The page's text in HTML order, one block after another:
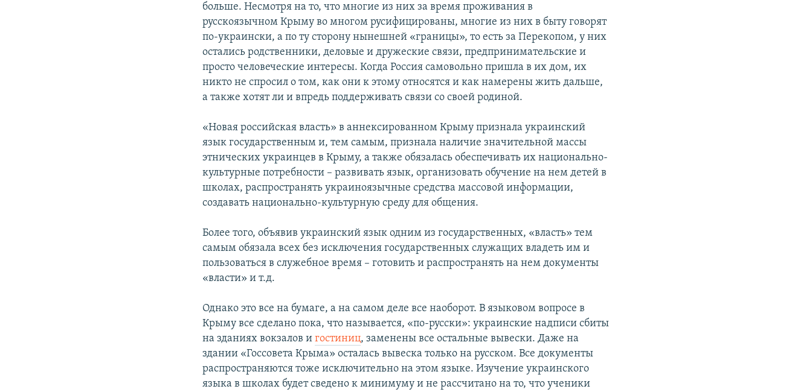
больше. Несмотря на то, что многие из них за время проживания в
русскоязычном Крыму во многом русифицированы, многие из них в быту говорят
по-украински, а по ту сторону нынешней «границы», то есть за Перекопом, у них
остались родственники, деловые и дружеские связи, предпринимательские и
просто человеческие интересы. Когда Россия самовольно пришла в их дом, их
никто не спросил о том, как они к этому относятся и как намерены жить дальше,
а также хотят ли и впредь поддерживать связи со своей родиной.
«Новая российская власть» в аннексированном Крыму признала украинский
язык государственным и, тем самым, признала наличие значительной массы
этнических украинцев в Крыму, а также обязалась обеспечивать их национально-
культурные потребности – развивать язык, организовать обучение на нем детей в
школах, распространять украиноязычные средства массовой информации,
создавать национально-культурную среду для общения.
Более того, объявив украинский язык одним из государственных, «власть» тем
самым обязала всех без исключения государственных служащих владеть им и
пользоваться в служебное время – готовить и распространять на нем документы
«власти» и т.д.
Однако это все на бумаге, а на самом деле все наоборот. В языковом вопросе в
Крыму все сделано пока, что называется, «по-русски»: украинские надписи сбиты
на зданиях вокзалов игостиниц, заменены все остальные вывески. Даже на
здании «Госсовета Крыма» осталась вывеска только на русском. Все документы
распространяются тоже исключительно на этом языке. Изучение украинского
языка в школах будет сведено к минимуму и не рассчитано на то, что ученики